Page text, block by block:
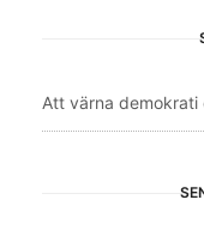
Att värna demokrati